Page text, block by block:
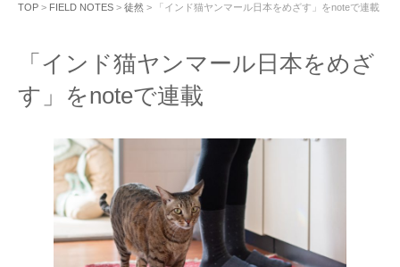
TOP > FIELD NOTES > 徒然 > 「インド猫ヤンマール日本をめざす」をnoteで連載
「インド猫ヤンマール日本をめざ
す」をnoteで連載